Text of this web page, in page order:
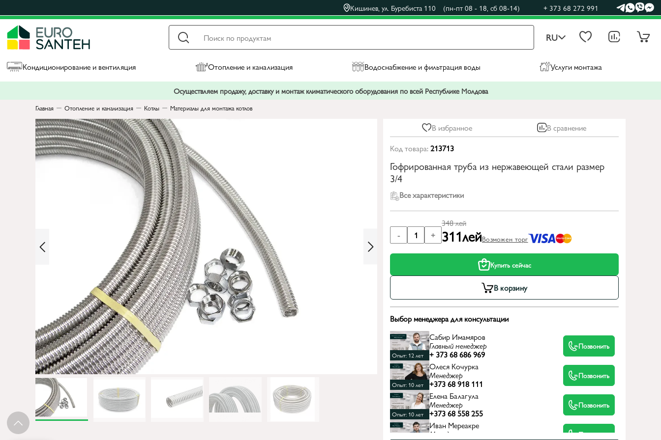
Кишинев, ул. Буребиста 110 (пн-пт 08 - 18, сб 08-14) + 373 68 272 991
RU
Кондиционирование и вентиляция Отопление и канализация Водоснабжение и фильтрация воды Услуги монтажа
Осуществляем продажу, доставку и монтаж климатического оборудования по всей Республике Молдова
Главная Отопление и канализация Котлы Материалы для монтажа котлов
В избранное
В сравнение
Код товара:213713
Гофрированная труба из нержавеющей стали размер
3/4
Все характеристики
- 1 +
348лей
311лейВозможен торг
Купить сейчас
В корзину
Выбор менеджера для консультации
Опыт: 12 лет
Сабир Имамяров
Главный менеджер
+ 373 68 686 969
Позвонить
Опыт: 10 лет
Олеся Кочурка
Менеджер
+373 68 918 111
Позвонить
Опыт: 10 лет
Елена Балагула
Менеджер
+373 68 558 255
Позвонить
Иван Мереакре
Менеджер Позвонить